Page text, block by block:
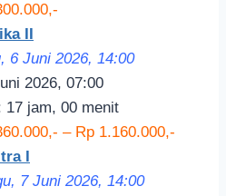
II
6 Juni 2026, 14:00
2026, 07:00
17 jam, 00 menit
– Rp 1.160.000,-
I
7 Juni 2026, 14:00